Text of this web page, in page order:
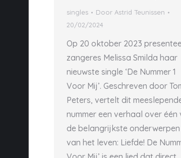
singles Door Astrid Teunissen
20/02/2024
Op 20 oktober 2023
zangeres Melissa Smilda haar
nieuwste single ‘De Nummer 1
Voor Mij’. Geschreven door
Peters, vertelt dit
nummer een verhaal over één
de belangrijkste onderwerpen
van het leven: Liefde! De